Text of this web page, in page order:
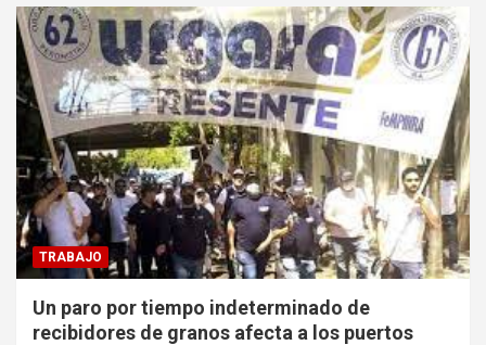
TRABAJO
Un paro por tiempo indeterminado de
recibidores de granos afecta a los puertos